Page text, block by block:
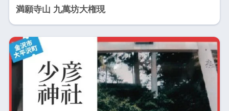
満願寺山 九萬坊大権現